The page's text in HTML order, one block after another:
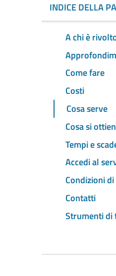
INDICE DELLA
A chi è
Come fare
Costi
Cosa serve
Cosa si
Tempi e
Accedi al
Condizioni
Contatti
Strumenti di